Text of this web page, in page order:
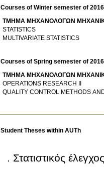
Courses of Winter semester of
ΤΜΗΜΑ ΜΗΧΑΝΟΛΟΓΩΝ
STATISTICS
MULTIVARIATE STATISTICS
Courses of Spring semester of
ΤΜΗΜΑ ΜΗΧΑΝΟΛΟΓΩΝ
OPERATIONS RESEARCH II
QUALITY CONTROL METHODS
Student Theses within AUTh
. Στατιστικός